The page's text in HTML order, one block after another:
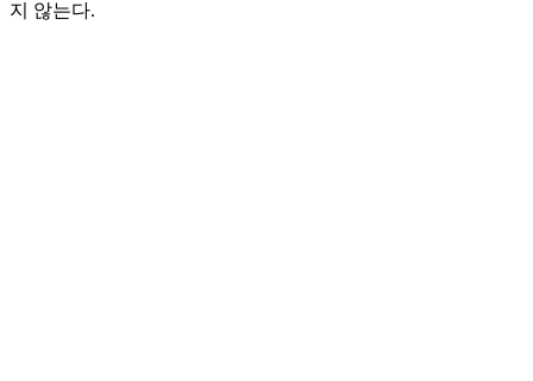
지 않는다.